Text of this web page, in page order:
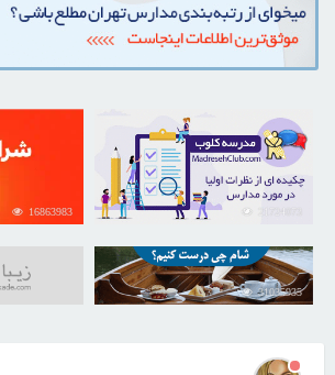
16863983
31035935